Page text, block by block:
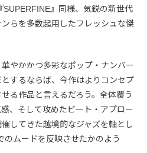
』同様、気鋭の新世代
らを多数起用したフレッシュな傑
やかかつ多彩なポップ・ナンバー
するならば、今作はよりコンセプ
る作品と言えるだろう。全体覆う
、そして攻めたビート・アプロー
してきた越境的なジャズを軸とし
のムードを反映させたかのよう